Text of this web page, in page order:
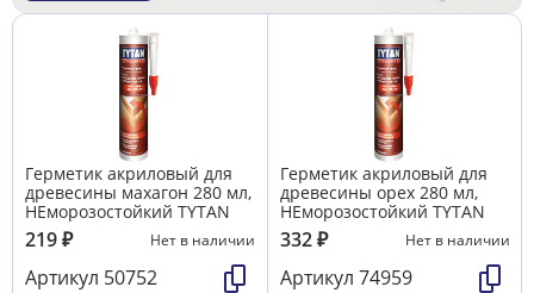
Герметик акриловый для
древесины махагон 280 мл,
НЕморозостойкий TYTAN
219₽ Нет в наличии
Артикул 50752
Герметик акриловый для
древесины орех 280 мл,
НЕморозостойкий TYTAN
332₽ Нет в наличии
Артикул 74959